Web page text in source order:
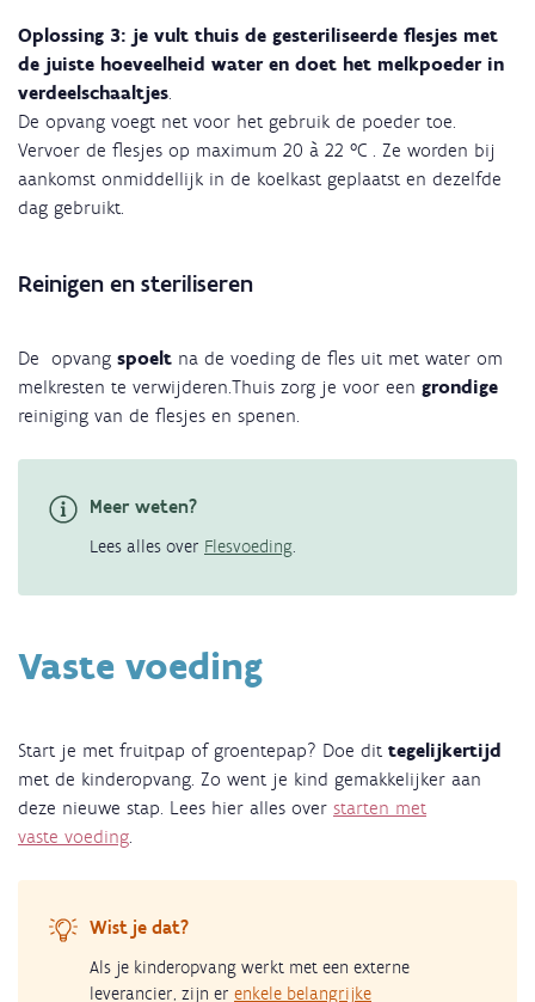
Oplossing 3: je vult thuis de gesteriliseerde flesjes met
de juiste hoeveelheid water en doet het melkpoeder in
verdeelschaaltjes.
De opvang voegt net voor het gebruik de poeder toe.
Vervoer de flesjes op maximum 20 à 22 °C . Ze worden bij
aankomst onmiddellijk in de koelkast geplaatst en dezelfde
dag gebruikt.
Reinigen en steriliseren
De opvang spoelt na de voeding de fles uit met water om
melkresten te verwijderen.Thuis zorg je voor een grondige
reiniging van de flesjes en spenen.
Meer weten?
Lees alles over Flesvoeding.
Vaste voeding
Start je met fruitpap of groentepap? Doe dit tegelijkertijd
met de kinderopvang. Zo went je kind gemakkelijker aan
deze nieuwe stap. Lees hier alles over starten met
vaste voeding.
Wist je dat?
Als je kinderopvang werkt met een externe
leverancier, zijn er enkele belangrijke